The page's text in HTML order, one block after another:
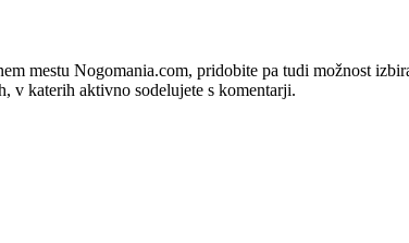
mestu Nogomania.com, pridobite pa tudi možnost
v katerih aktivno sodelujete s komentarji.